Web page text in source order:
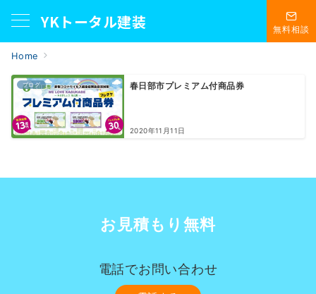
YKトータル建装 無料相談
Home
ブログ 春日部市プレミアム付商品券
2020年11月11日
お見積もり無料
電話でお問い合わせ